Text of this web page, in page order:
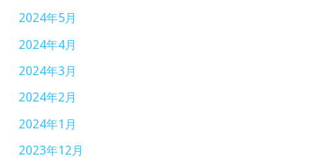
2024年5月
2024年4月
2024年3月
2024年2月
2024年1月
2023年12月